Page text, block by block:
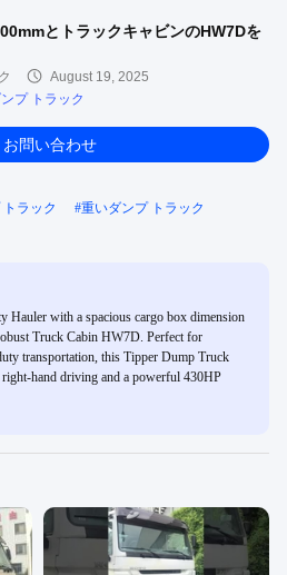
とトラックキャビンのHW7Dを
August 19, 2025
プ トラック
お問い合わせ
ラック #重いダンプ トラック
Hauler with a spacious cargo box dimension
Truck Cabin HW7D. Perfect for
transportation, this Tipper Dump Truck
hand driving and a powerful 430HP